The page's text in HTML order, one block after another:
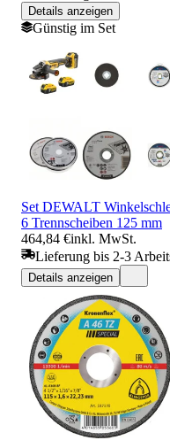
Details anzeigen
Günstig im Set
Set DEWALT
6 Trennscheiben 125 mm
464,84 €inkl. MwSt.
Lieferung bis 2-3
Details anzeigen